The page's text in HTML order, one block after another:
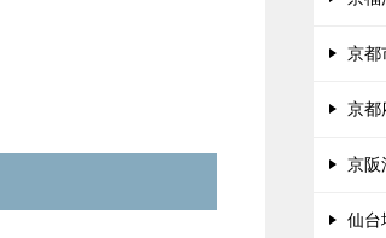
京都
京都
京阪
仙台